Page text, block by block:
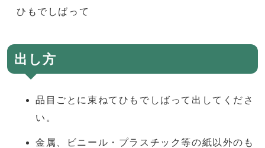
ひもでしばって
出し方
品目ごとに束ねてひもでしばって出してくださ
い。
金属、ビニール・プラスチック等の紙以外のも